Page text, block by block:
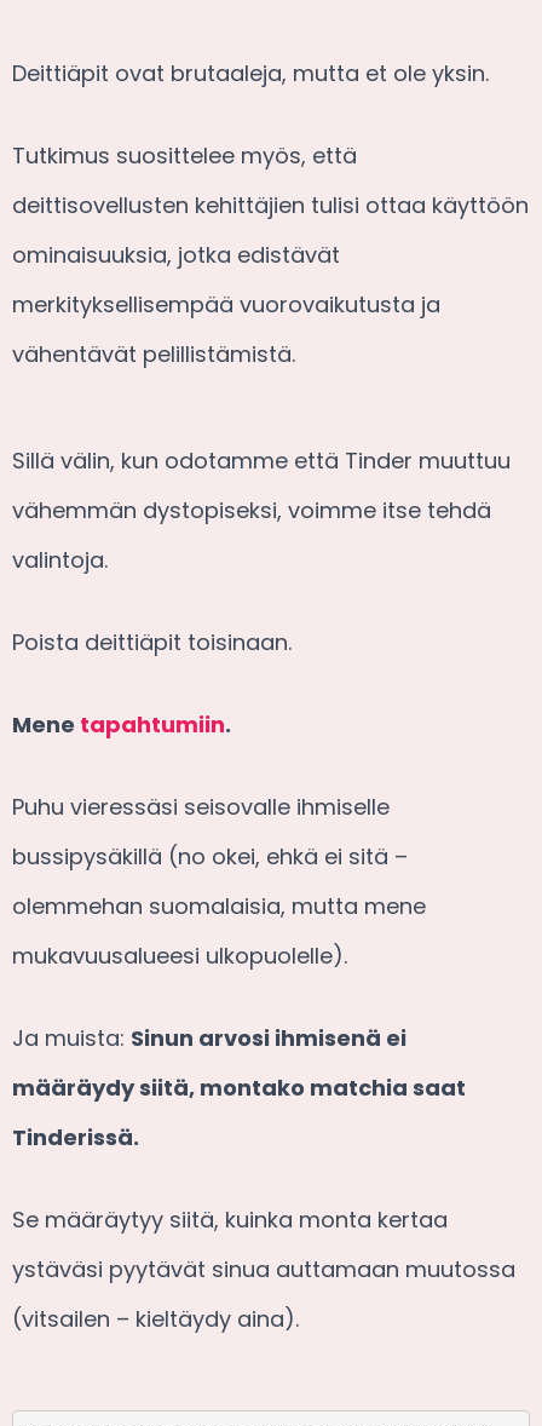
Deittiäpit ovat brutaaleja, mutta et ole yksin.
Tutkimus suosittelee myös, että
deittisovellusten kehittäjien tulisi ottaa käyttöön
ominaisuuksia, jotka edistävät
merkityksellisempää vuorovaikutusta ja
vähentävät pelillistämistä.
Sillä välin, kun odotamme että Tinder muuttuu
vähemmän dystopiseksi, voimme itse tehdä
valintoja.
Poista deittiäpit toisinaan.
Mene tapahtumiin.
Puhu vieressäsi seisovalle ihmiselle
bussipysäkillä (no okei, ehkä ei sitä –
olemmehan suomalaisia, mutta mene
mukavuusalueesi ulkopuolelle).
Ja muista: Sinun arvosi ihmisenä ei
määräydy siitä, montako matchia saat
Tinderissä.
Se määräytyy siitä, kuinka monta kertaa
ystäväsi pyytävät sinua auttamaan muutossa
(vitsailen – kieltäydy aina).